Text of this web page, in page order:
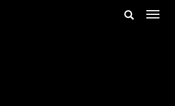
Suche